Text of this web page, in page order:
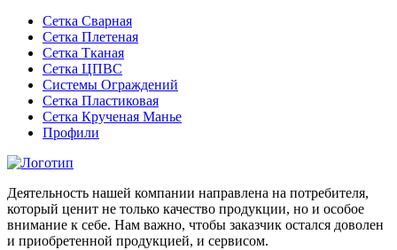
Сетка Сварная
Сетка Плетеная
Сетка Тканая
Сетка ЦПВС
Системы Ограждений
Сетка Пластиковая
Сетка Крученая Манье
Профили
Деятельность нашей компании направлена на потребителя,
который ценит не только качество продукции, но и особое
внимание к себе. Нам важно, чтобы заказчик остался доволен
и приобретенной продукцией, и сервисом.